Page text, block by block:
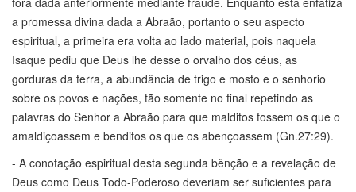
a promessa divina dada a Abraão, portanto o seu aspecto
espiritual, a primeira era volta ao lado material, pois naquela
Isaque pediu que Deus lhe desse o orvalho dos céus, as
gorduras da terra, a abundância de trigo e mosto e o senhorio
sobre os povos e nações, tão somente no final repetindo as
palavras do Senhor a Abraão para que malditos fossem os que o
amaldiçoassem e benditos os que os abençoassem (Gn.27:29).
- A conotação espiritual desta segunda bênção e a revelação de
Deus como Deus Todo-Poderoso deveriam ser suficientes para